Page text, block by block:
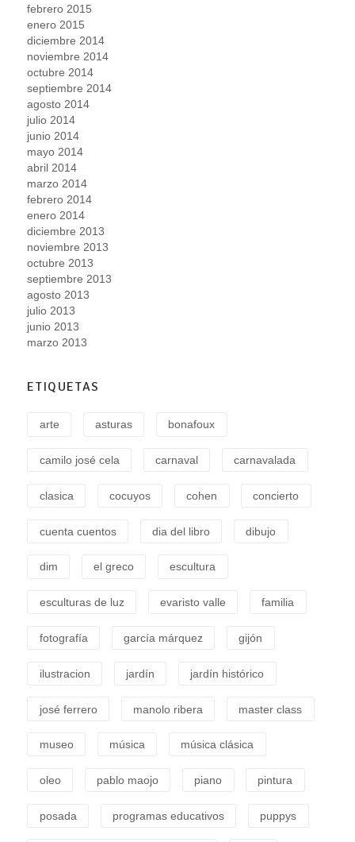
febrero 2015
enero 2015
diciembre 2014
noviembre 2014
octubre 2014
septiembre 2014
agosto 2014
julio 2014
junio 2014
mayo 2014
abril 2014
marzo 2014
febrero 2014
enero 2014
diciembre 2013
noviembre 2013
octubre 2013
septiembre 2013
agosto 2013
julio 2013
junio 2013
marzo 2013
ETIQUETAS
arte asturas bonafoux
camilo josé cela carnaval carnavalada
clasica cocuyos cohen concierto
cuenta cuentos dia del libro dibujo
dim el greco escultura
esculturas de luz evaristo valle familia
fotografía garcía márquez gijón
ilustracion jardín jardín histórico
josé ferrero manolo ribera master class
museo música música clásica
oleo pablo maojo piano pintura
posada programas educativos puppys